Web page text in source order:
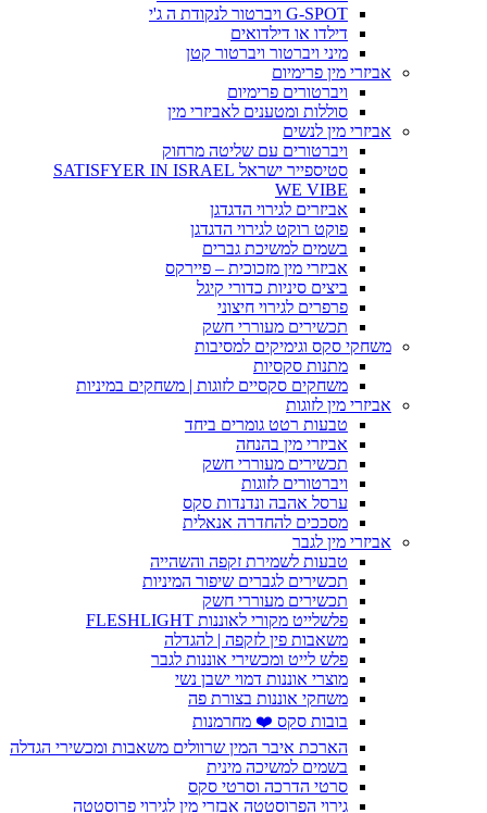
G-SPOT ויברטור לנקודת ה ג'י
דילדו או דילדואים
מיני ויברטור ויברטור קטן
אביזרי מין פרימיום
ויברטורים פרימיום
סוללות ומטענים לאביזרי מין
אביזרי מין לנשים
ויברטורים עם שליטה מרחוק
סטיספייר ישראל SATISFYER IN ISRAEL
WE VIBE
אביזרים לגירוי הדגדגן
פוקט רוקט לגירוי הדגדגן
בשמים למשיכת גברים
אביזרי מין מזכוכית – פיירקס
ביצים סיניות כדורי קיגל
פרפרים לגירוי חיצוני
תכשירים מעוררי חשק
משחקי סקס וגימיקים למסיבות
מתנות סקסיות
משחקים סקסיים לזוגות | משחקים במיניות
אביזרי מין לזוגות
טבעות רטט גומרים ביחד
אביזרי מין בהנחה
תכשירים מעוררי חשק
ויברטורים לזוגות
ערסל אהבה ונדנדות סקס
מסככים להחדרה אנאלית
אביזרי מין לגבר
טבעות לשמירת זקפה והשהייה
תכשירים לגברים שיפור המיניות
תכשירים מעוררי חשק
פלשלייט מקורי לאוננות FLESHLIGHT
משאבות פין לזקפה | להגדלה
פלש לייט ומכשירי אוננות לגבר
מוצרי אוננות דמוי ישבן נשי
משחקי אוננות בצורת פה
בובות סקס ❤️ מחרמנות
הארכת איבר המין שרוולים משאבות ומכשירי הגדלה
בשמים למשיכה מינית
סרטי הדרכה וסרטי סקס
גירוי הפרוסטטה אבזרי מין לגירוי פרוסטטה